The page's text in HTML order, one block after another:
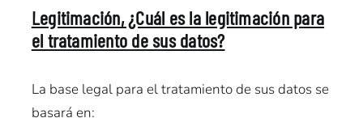
Legitimación, ¿Cuál es la legitimación para
el tratamiento de sus datos?
La base legal para el tratamiento de sus datos se
basará en: